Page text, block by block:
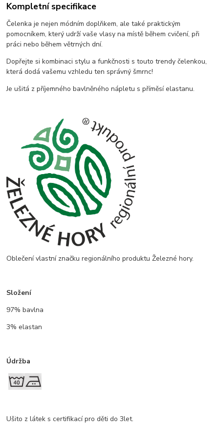
Kompletní specifikace
Čelenka je nejen módním doplňkem, ale také praktickým
pomocníkem, který udrží vaše vlasy na místě během cvičení, při
práci nebo během větrných dní.
Dopřejte si kombinaci stylu a funkčnosti s touto trendy čelenkou,
která dodá vašemu vzhledu ten správný šmrnc!
Je ušitá z příjemného bavlněného nápletu s příměsí elastanu.
Oblečení vlastní značku regionálního produktu Železné hory.
Složení
97% bavlna
3% elastan
Údržba
Ušito z látek s certifikací pro děti do 3let.